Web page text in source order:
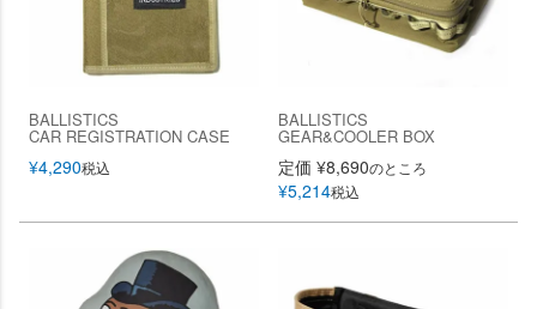
BALLISTICS
CAR REGISTRATION CASE
¥4,290税込
BALLISTICS
GEAR&COOLER BOX
定価 ¥8,690のところ
¥5,214税込